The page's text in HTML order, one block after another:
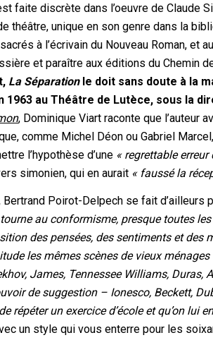
faite discrète dans l’oeuvre de Claude
théâtre, unique en son genre dans la
à l’écrivain du Nouveau Roman, et
et paraître aux éditions du Chemin
La Séparationle doit sans doute à la
1963 au Théâtre de Lutèce, sous la
, Dominique Viart raconte que l’auteur
comme Michel Déon ou Gabriel
l’hypothèse d’une « regrettable
simonien, qui en aurait « faussé la
Bertrand Poirot-Delpech se fait d’ailleurs
au conformisme, presque toutes
des pensées, des sentiments et des
les mêmes scènes de vieux
James, Tennessee Williams,
de suggestion – Ionesco, Beckett,
répéter un exercice d’école et qu’on lui
un style qui vous enterre pour les